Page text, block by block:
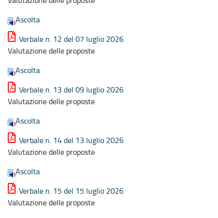
Ascolta
Verbale n. 12 del 07 luglio 2026
Valutazione delle proposte
Ascolta
Verbale n. 13 del 09 luglio 2026
Valutazione delle proposte
Ascolta
Verbale n. 14 del 13 luglio 2026
Valutazione delle proposte
Ascolta
Verbale n. 15 del 15 luglio 2026
Valutazione delle proposte